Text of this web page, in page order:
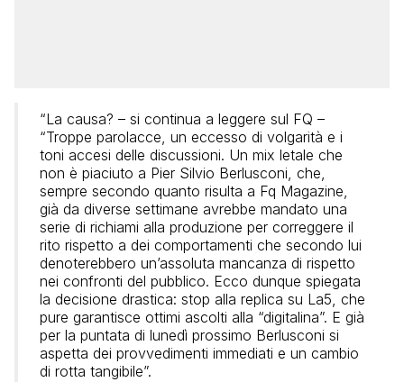
“La causa? – si continua a leggere sul FQ –
“Troppe parolacce, un eccesso di volgarità e i
toni accesi delle discussioni. Un mix letale che
non è piaciuto a Pier Silvio Berlusconi, che,
sempre secondo quanto risulta a Fq Magazine,
già da diverse settimane avrebbe mandato una
serie di richiami alla produzione per correggere il
rito rispetto a dei comportamenti che secondo lui
denoterebbero un’assoluta mancanza di rispetto
nei confronti del pubblico. Ecco dunque spiegata
la decisione drastica: stop alla replica su La5, che
pure garantisce ottimi ascolti alla “digitalina”. E già
per la puntata di lunedì prossimo Berlusconi si
aspetta dei provvedimenti immediati e un cambio
di rotta tangibile”.